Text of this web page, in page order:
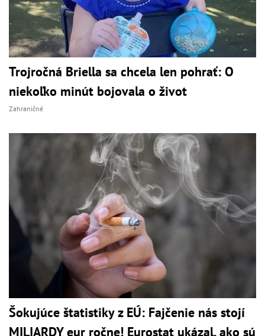
Trojročná Briella sa chcela len pohrať: O
niekoľko minút bojovala o život
Zahraničné
Šokujúce štatistiky z EÚ: Fajčenie nás stojí
MILIARDY eur ročne! Eurostat ukázal, ako sú